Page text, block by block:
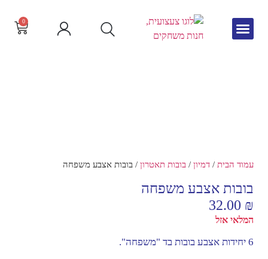
0
עמוד הבית / דמיון / בובות תאטרון / בובות אצבע משפחה
בובות אצבע משפחה
32.00 ₪
המלאי אזל
6 יחידות אצבע בובות בד "משפחה".